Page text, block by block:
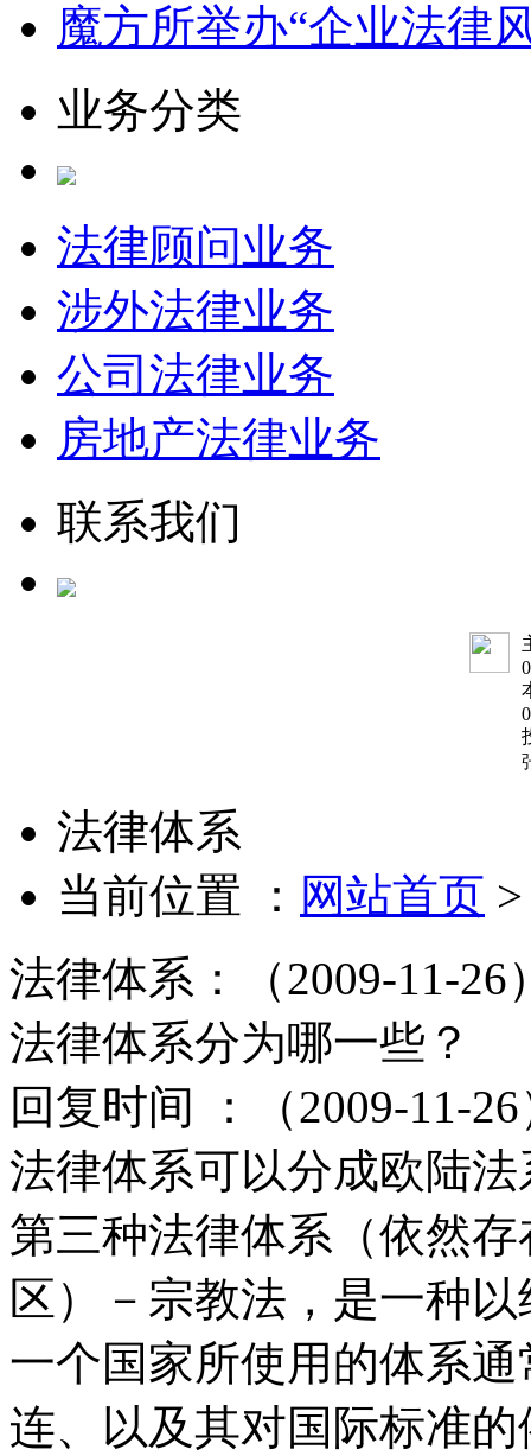
魔方所举办“企业法律
业务分类
法律顾问业务
涉外法律业务
公司法律业务
房地产法律业务
联系我们
法律体系
当前位置 ： 网站首页
法律体系：（2009-11-26
法律体系分为哪一些？
回复时间 ：（2009-11-
法律体系可以分成欧陆
第三种法律体系（依然
区）－宗教法，是一种
一个国家所使用的体系
连、以及其对国际标准